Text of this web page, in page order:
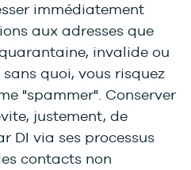
immédiatement
aux adresses que
invalide ou
quoi, vous risquez
"spammer". Conserver
justement, de
DI via ses processus
contacts non